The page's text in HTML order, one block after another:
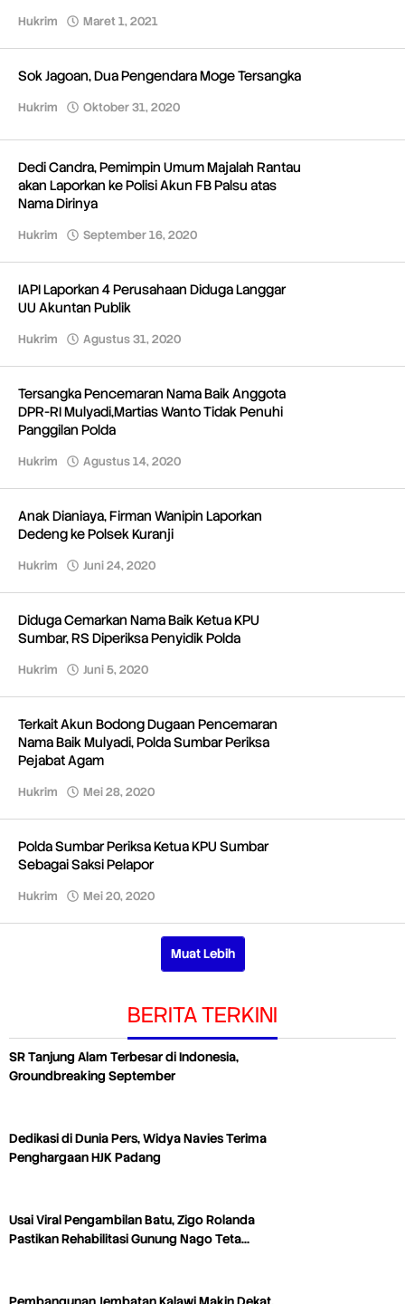
Hukrim Maret 1, 2021
Sok Jagoan, Dua Pengendara Moge Tersangka
Hukrim Oktober 31, 2020
Dedi Candra, Pemimpin Umum Majalah Rantau
akan Laporkan ke Polisi Akun FB Palsu atas
Nama Dirinya
Hukrim September 16, 2020
IAPI Laporkan 4 Perusahaan Diduga Langgar
UU Akuntan Publik
Hukrim Agustus 31, 2020
Tersangka Pencemaran Nama Baik Anggota
DPR-RI Mulyadi,Martias Wanto Tidak Penuhi
Panggilan Polda
Hukrim Agustus 14, 2020
Anak Dianiaya, Firman Wanipin Laporkan
Dedeng ke Polsek Kuranji
Hukrim Juni 24, 2020
Diduga Cemarkan Nama Baik Ketua KPU
Sumbar, RS Diperiksa Penyidik Polda
Hukrim Juni 5, 2020
Terkait Akun Bodong Dugaan Pencemaran
Nama Baik Mulyadi, Polda Sumbar Periksa
Pejabat Agam
Hukrim Mei 28, 2020
Polda Sumbar Periksa Ketua KPU Sumbar
Sebagai Saksi Pelapor
Hukrim Mei 20, 2020
Muat Lebih
BERITA TERKINI
SR Tanjung Alam Terbesar di Indonesia,
Groundbreaking September
Dedikasi di Dunia Pers, Widya Navies Terima
Penghargaan HJK Padang
Usai Viral Pengambilan Batu, Zigo Rolanda
Pastikan Rehabilitasi Gunung Nago Teta…